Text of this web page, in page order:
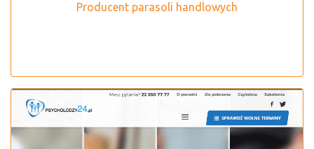
Producent parasoli handlowych